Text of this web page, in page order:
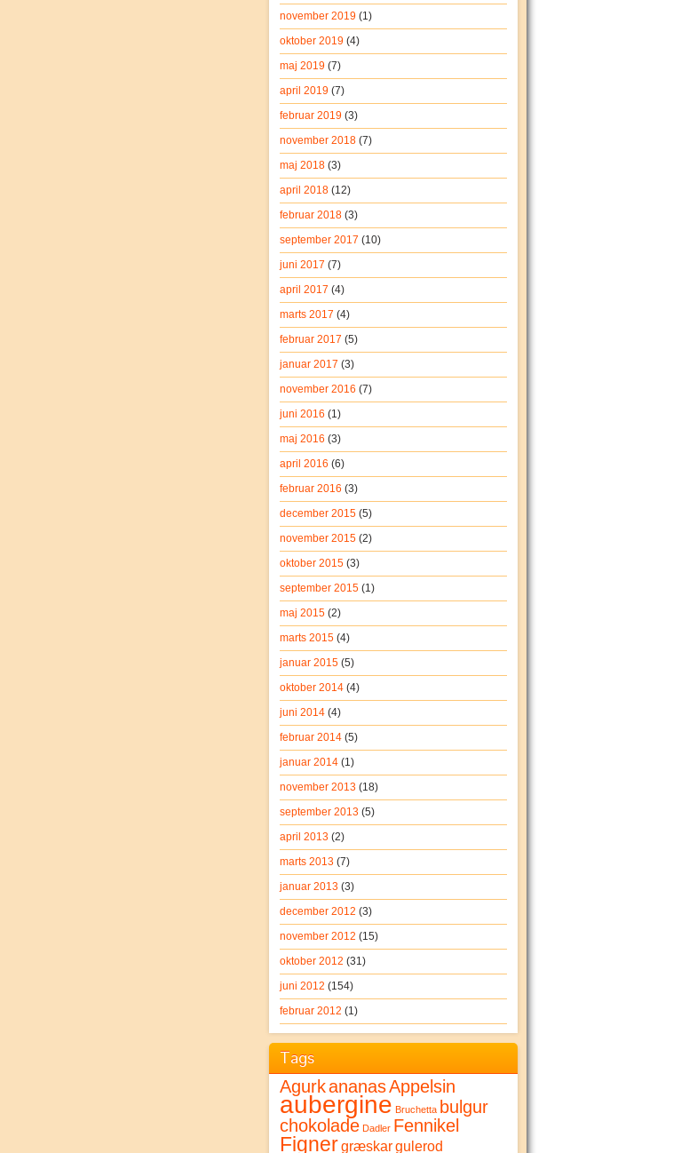
november 2019 (1)
oktober 2019 (4)
maj 2019 (7)
april 2019 (7)
februar 2019 (3)
november 2018 (7)
maj 2018 (3)
april 2018 (12)
februar 2018 (3)
september 2017 (10)
juni 2017 (7)
april 2017 (4)
marts 2017 (4)
februar 2017 (5)
januar 2017 (3)
november 2016 (7)
juni 2016 (1)
maj 2016 (3)
april 2016 (6)
februar 2016 (3)
december 2015 (5)
november 2015 (2)
oktober 2015 (3)
september 2015 (1)
maj 2015 (2)
marts 2015 (4)
januar 2015 (5)
oktober 2014 (4)
juni 2014 (4)
februar 2014 (5)
januar 2014 (1)
november 2013 (18)
september 2013 (5)
april 2013 (2)
marts 2013 (7)
januar 2013 (3)
december 2012 (3)
november 2012 (15)
oktober 2012 (31)
juni 2012 (154)
februar 2012 (1)
Tags
AgurkananasAppelsin
aubergine Bruchetta bulgur
chokolade Dadler Fennikel
Fignergræskargulerod